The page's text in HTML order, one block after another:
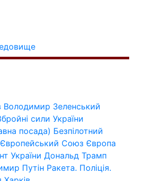
Володимир Зеленський
сили України
посада) Безпілотний
Європейський Союз Європа
України Дональд Трамп
Путін Ракета. Поліція.